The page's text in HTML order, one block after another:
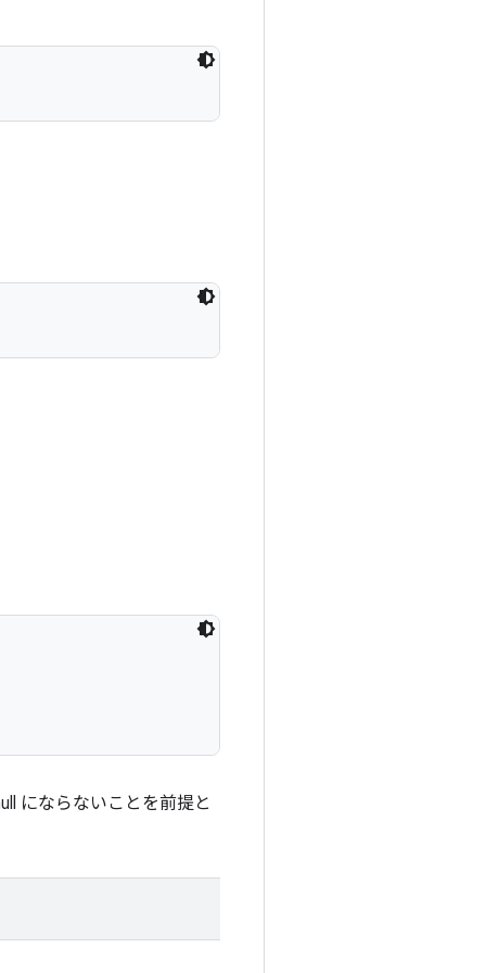
にならないことを前提と